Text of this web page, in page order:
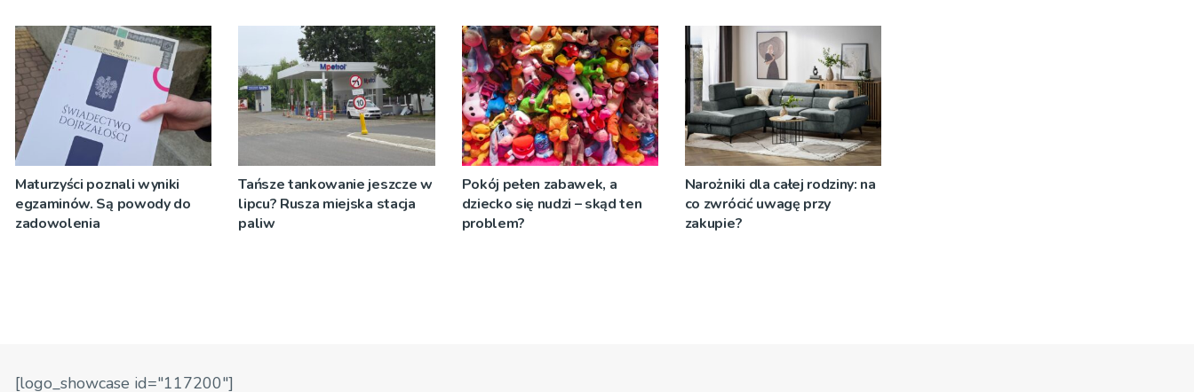
Muzyczny [PLAKAT]
Maturzyści poznali wyniki
egzaminów. Są powody do
zadowolenia
Tańsze tankowanie jeszcze w
lipcu? Rusza miejska stacja
paliw
Pokój pełen zabawek, a
dziecko się nudzi – skąd ten
problem?
Narożniki dla całej rodziny: na
co zwrócić uwagę przy
zakupie?
[logo_showcase id="117200"]